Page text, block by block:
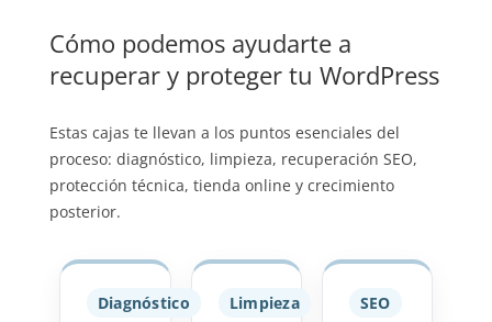
Cómo podemos ayudarte a
recuperar y proteger tu WordPress
Estas cajas te llevan a los puntos esenciales del
proceso: diagnóstico, limpieza, recuperación SEO,
protección técnica, tienda online y crecimiento
posterior.
Diagnóstico Limpieza SEO